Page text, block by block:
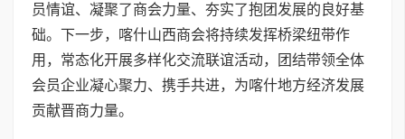
员情谊、凝聚了商会力量、夯实了抱团发展的良好基
础。下一步，喀什山西商会将持续发挥桥梁纽带作
用，常态化开展多样化交流联谊活动，团结带领全体
会员企业凝心聚力、携手共进，为喀什地方经济发展
贡献晋商力量。